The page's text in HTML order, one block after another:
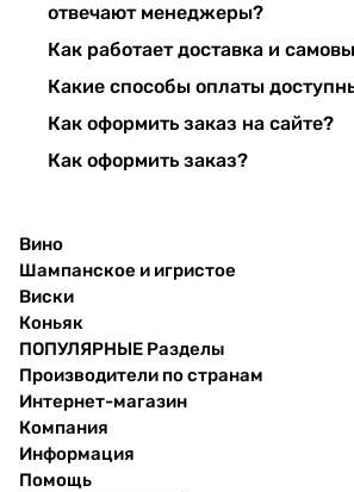
отвечают менеджеры?
Как работает доставка и
Какие способы оплаты
Как оформить заказ на сайте?
Как оформить заказ?
Вино
Шампанское и игристое
Виски
Коньяк
ПОПУЛЯРНЫЕ Разделы
Производители по странам
Интернет-магазин
Компания
Информация
Помощь